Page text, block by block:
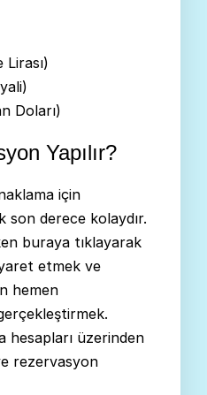
Doları)
Yapılır?
için
son derece kolaydır.
buraya tıklayarak
etmek ve
hemen
hesapları üzerinden
rezervasyon